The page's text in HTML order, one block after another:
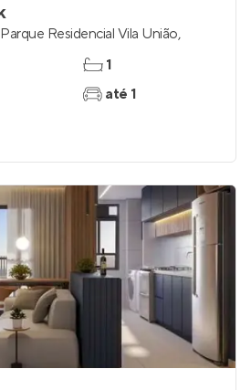
Parque Residencial Vila União,
1
até 1